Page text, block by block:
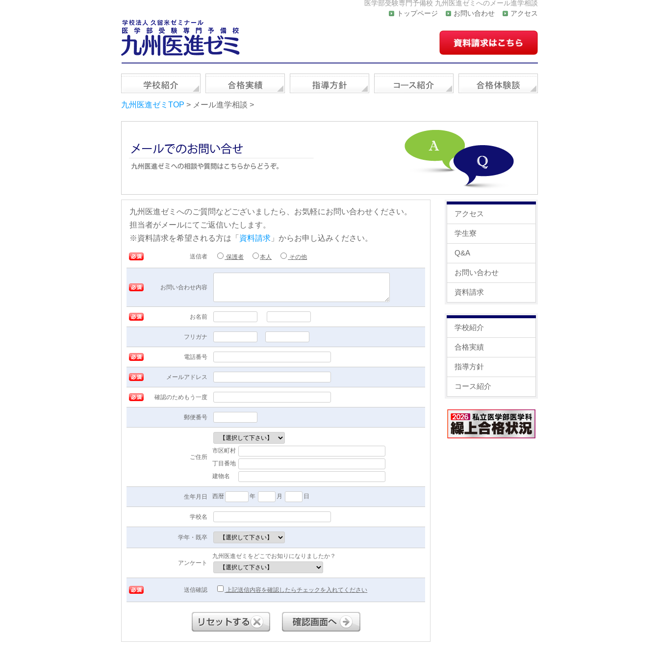
医学部受験専門予備校 九州医進ゼミへのメール進学相談
トップページ お問い合わせ アクセス
九州医進ゼミTOP > メール進学相談 >
九州医進ゼミへのご質問などございましたら、お気軽にお問い合わせください。
担当者がメールにてご返信いたします。
※資料請求を希望される方は「 資料請求 」からお申し込みください。
送信者 保護者 本人 その他
必須
お問い合わせ内容
お名前
フリガナ
必須電話番号
必須
メールアドレス
必須
確認のためもう一度
郵便番号
ご住所
市区町村
丁目番地
建物名
生年月日 西暦 年 月 日
学校名
学年・既卒
アンケート
九州医進ゼミをどこでお知りになりましたか？
必須送信確認 上記送信内容を確認したらチェックを入れてください
アクセス
学生寮
Q&A
お問い合わせ
資料請求
学校紹介
合格実績
指導方針
コース紹介